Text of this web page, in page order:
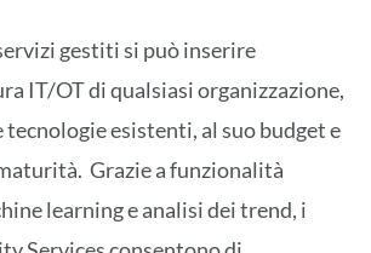
gestiti si può inserire
IT/OT di qualsiasi organizzazione,
esistenti, al suo budget e
Grazie a funzionalità
learning e analisi dei trend, i